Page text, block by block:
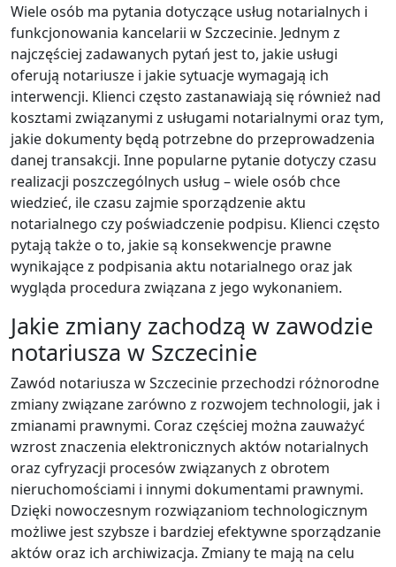
Wiele osób ma pytania dotyczące usług notarialnych i
funkcjonowania kancelarii w Szczecinie. Jednym z
najczęściej zadawanych pytań jest to, jakie usługi
oferują notariusze i jakie sytuacje wymagają ich
interwencji. Klienci często zastanawiają się również nad
kosztami związanymi z usługami notarialnymi oraz tym,
jakie dokumenty będą potrzebne do przeprowadzenia
danej transakcji. Inne popularne pytanie dotyczy czasu
realizacji poszczególnych usług – wiele osób chce
wiedzieć, ile czasu zajmie sporządzenie aktu
notarialnego czy poświadczenie podpisu. Klienci często
pytają także o to, jakie są konsekwencje prawne
wynikające z podpisania aktu notarialnego oraz jak
wygląda procedura związana z jego wykonaniem.
Jakie zmiany zachodzą w zawodzie
notariusza w Szczecinie
Zawód notariusza w Szczecinie przechodzi różnorodne
zmiany związane zarówno z rozwojem technologii, jak i
zmianami prawnymi. Coraz częściej można zauważyć
wzrost znaczenia elektronicznych aktów notarialnych
oraz cyfryzacji procesów związanych z obrotem
nieruchomościami i innymi dokumentami prawnymi.
Dzięki nowoczesnym rozwiązaniom technologicznym
możliwe jest szybsze i bardziej efektywne sporządzanie
aktów oraz ich archiwizacja. Zmiany te mają na celu